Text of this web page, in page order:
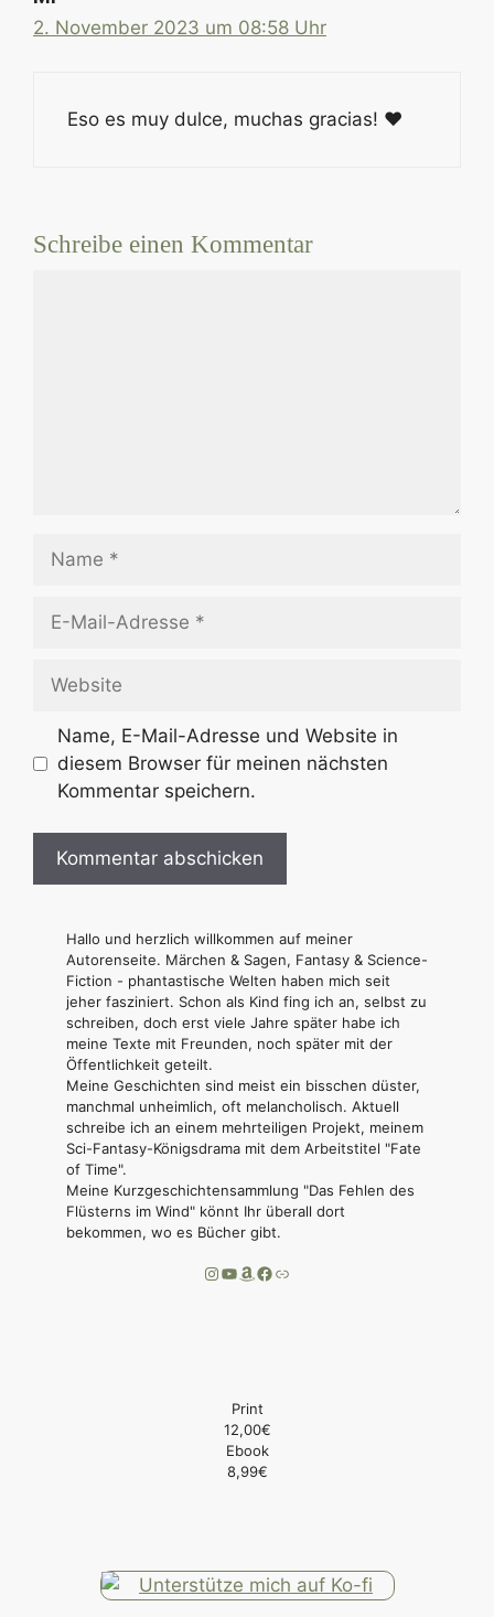
2. November 2023 um 08:58 Uhr
Eso es muy dulce, muchas gracias! ♥
Schreibe einen Kommentar
Mail-
Name, E-Mail-Adresse und Website in
diesem Browser für meinen nächsten
Kommentar speichern.
Hallo und herzlich willkommen auf meiner
Autorenseite. Märchen & Sagen, Fantasy & Science-
Fiction - phantastische Welten haben mich seit
jeher fasziniert. Schon als Kind fing ich an, selbst zu
schreiben, doch erst viele Jahre später habe ich
meine Texte mit Freunden, noch später mit der
Öffentlichkeit geteilt.
Meine Geschichten sind meist ein bisschen düster,
manchmal unheimlich, oft melancholisch. Aktuell
schreibe ich an einem mehrteiligen Projekt, meinem
Sci-Fantasy-Königsdrama mit dem Arbeitstitel "Fate
of Time".
Meine Kurzgeschichtensammlung "Das Fehlen des
Flüsterns im Wind" könnt Ihr überall dort
bekommen, wo es Bücher gibt.
Instagram
YouTube
Amazon
Facebook
Link
Print
12,00€
Ebook
8,99€